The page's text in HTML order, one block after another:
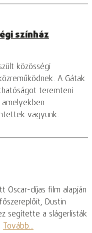
színház
közösségi
A Gátak
teremteni
vagyunk.
Oscar-díjas film alapján
Dustin
segítette a slágerlisták
Tovább...